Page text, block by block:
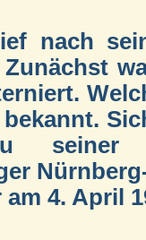
nach
Zunächst
seiner
4. April